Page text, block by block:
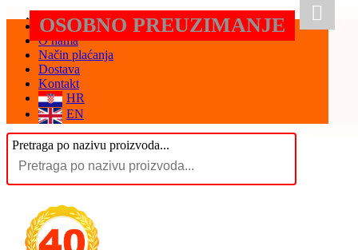
Početna
O nama
Način plaćanja
Dostava
Kontakt
HR
EN
Pretraga po nazivu proizvoda...
OSOBNO PREUZIMANJE